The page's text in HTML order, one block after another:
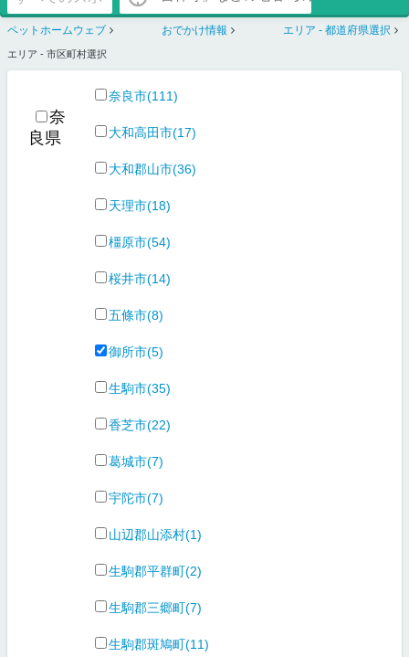
ペットホームウェブ おでかけ情報 エリア - 都道府県選択
エリア - 市区町村選択
奈
良県
奈良市(111)
大和高田市(17)
大和郡山市(36)
天理市(18)
橿原市(54)
桜井市(14)
五條市(8)
御所市(5)
生駒市(35)
香芝市(22)
葛城市(7)
宇陀市(7)
山辺郡山添村(1)
生駒郡平群町(2)
生駒郡三郷町(7)
生駒郡斑鳩町(11)